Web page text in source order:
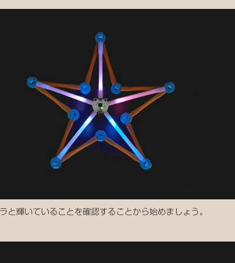
と輝いていることを確認することから始めましょう。